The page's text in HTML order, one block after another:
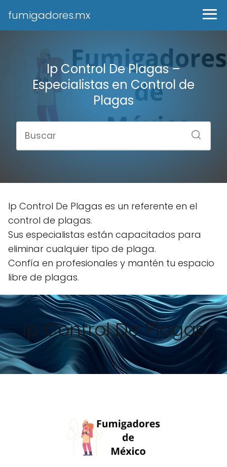
fumigadores.mx
Ip Control De Plagas –
Especialistas en Control de
Plagas
Ip Control De Plagas es un referente en el
control de plagas.
Sus especialistas están capacitados para
eliminar cualquier tipo de plaga.
Confía en profesionales y mantén tu espacio
libre de plagas.
Ip Control De Plagas